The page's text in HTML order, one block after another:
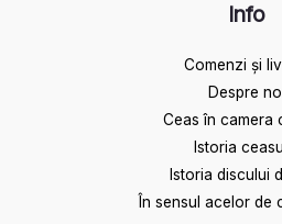
Info
Comenzi și
Despre
Ceas în camera
Istoria
Istoria discului
În sensul acelor de